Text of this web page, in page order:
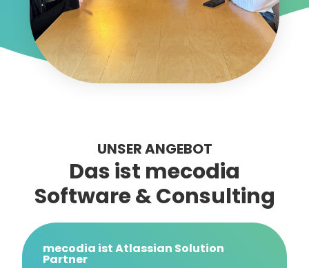
UNSER ANGEBOT
Das ist mecodia
Software & Consulting
mecodia ist Atlassian Solution
Partner